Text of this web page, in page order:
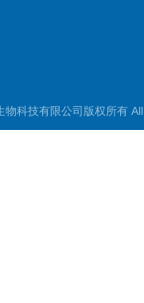
物科技有限公司版权所有